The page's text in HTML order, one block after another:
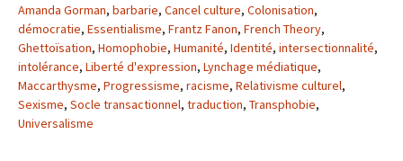
Amanda Gorman, barbarie, Cancel culture, Colonisation,
démocratie, Essentialisme, Frantz Fanon, French Theory,
Ghettoïsation, Homophobie, Humanité, Identité, intersectionnalité,
intolérance, Liberté d'expression, Lynchage médiatique,
Maccarthysme, Progressisme, racisme, Relativisme culturel,
Sexisme, Socle transactionnel, traduction, Transphobie,
Universalisme